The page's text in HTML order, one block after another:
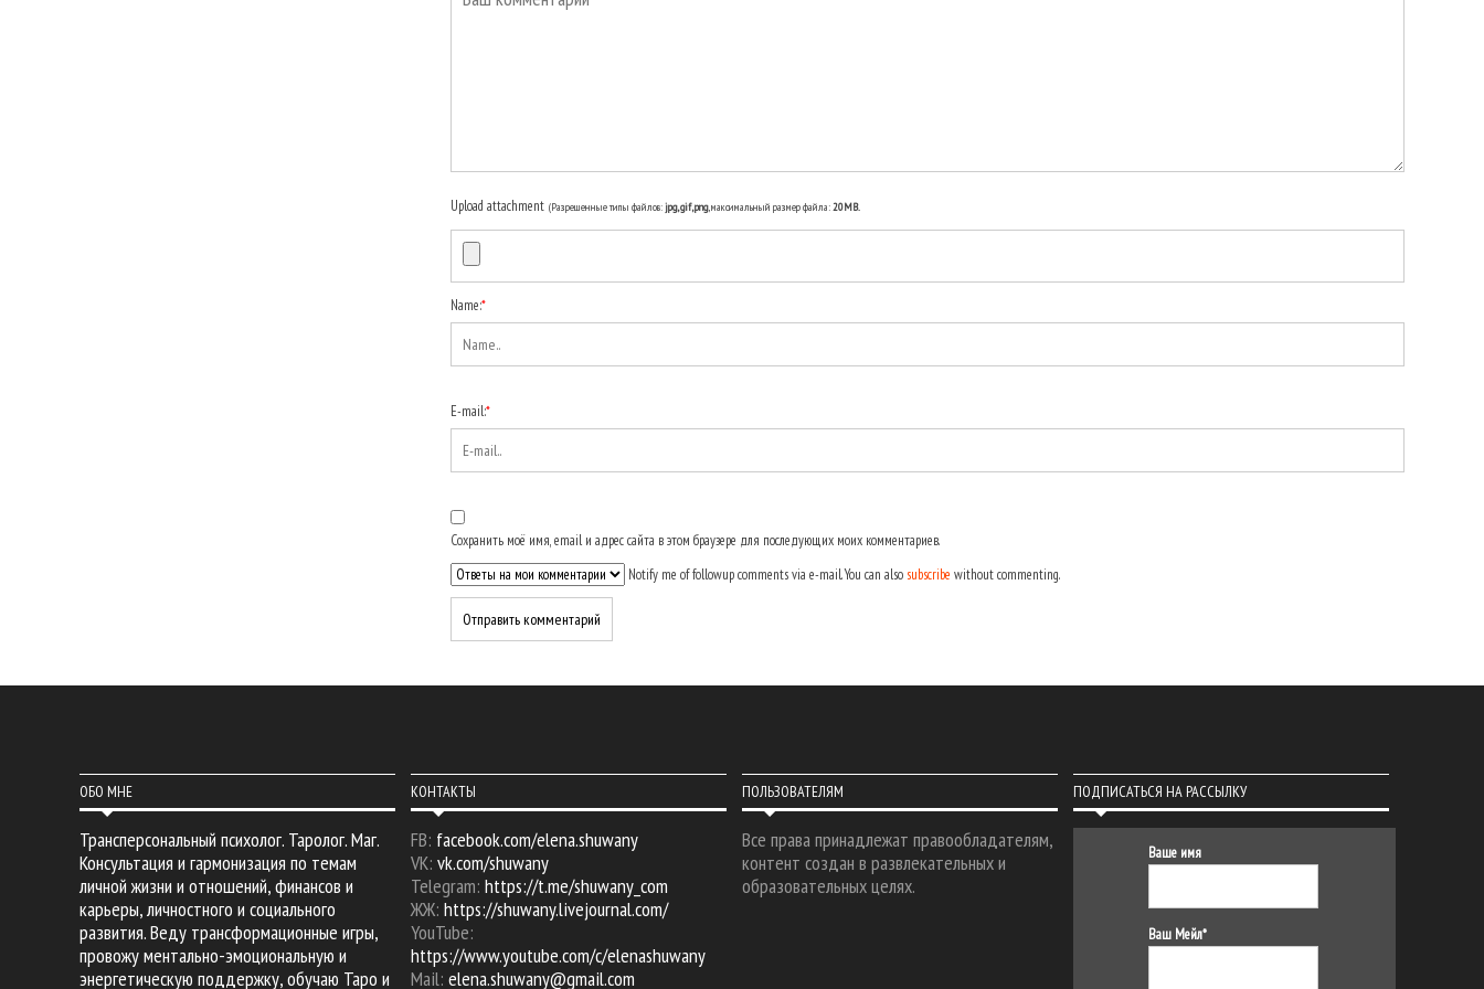
Upload attachment (Разрешенные типы файлов:jpg, gif, png, максимальный размер файла:20MB.
Name:*
E-mail:*
Сохранить моё имя, email и адрес сайта в этом браузере для последующих моих комментариев.
Notify me of followup comments via e-mail. You can also subscribe without commenting.
ОБО МНЕ
Трансперсональный психолог. Таролог. Маг.
Консультация и гармонизация по темам
личной жизни и отношений, финансов и
карьеры, личностного и социального
развития. Веду трансформационные игры,
провожу ментально-эмоциональную и
энергетическую поддержку, обучаю Таро и
КОНТАКТЫ
FB: facebook.com/elena.shuwany
VK: vk.com/shuwany
Telegram: https://t.me/shuwany_com
ЖЖ: https://shuwany.livejournal.com/
YouTube:
https://www.youtube.com/c/elenashuwany
Mail: elena.shuwany@gmail.com
ПОЛЬЗОВАТЕЛЯМ
Все права принадлежат правообладателям,
контент создан в развлекательных и
образовательных целях.
ПОДПИСАТЬСЯ НА РАССЫЛКУ
Ваше имя
Ваш Мейл*